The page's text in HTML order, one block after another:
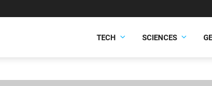
TECH SCIENCES